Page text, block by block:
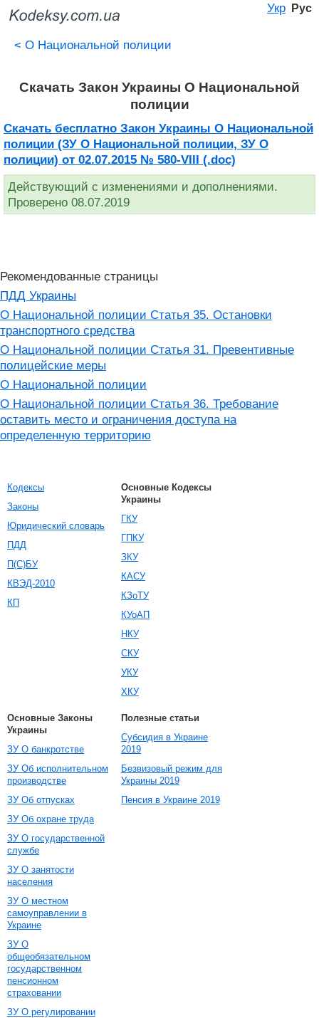
Укр Рус
< О Национальной полиции
Скачать Закон Украины О Национальной
полиции
Скачать бесплатно Закон Украины О Национальной
полиции (ЗУ О Национальной полиции, ЗУ О
полиции) от 02.07.2015 № 580-VIII (.doc)
Действующий с изменениями и дополнениями.
Проверено 08.07.2019
Рекомендованные страницы
ПДД Украины
О Национальной полиции Статья 35. Остановки
транспортного средства
О Национальной полиции Статья 31. Превентивные
полицейские меры
О Национальной полиции
О Национальной полиции Статья 36. Требование
оставить место и ограничения доступа на
определенную территорию
Кодексы
Законы
Юридический словарь
ПДД
П(С)БУ
КВЭД-2010
КП
Основные Кодексы
Украины
ГКУ
ГПКУ
ЗКУ
КАСУ
КЗоТУ
КУоАП
НКУ
СКУ
УКУ
ХКУ
Основные Законы
Украины
ЗУ О банкротстве
ЗУ Об исполнительном
производстве
ЗУ Об отпусках
ЗУ Об охране труда
ЗУ О государственной
службе
ЗУ О занятости
населения
ЗУ О местном
самоуправлении в
Украине
ЗУ О
общеобязательном
государственном
пенсионном
страховании
ЗУ О регулировании
Полезные статьи
Субсидия в Украине
2019
Безвизовый режим для
Украины 2019
Пенсия в Украине 2019